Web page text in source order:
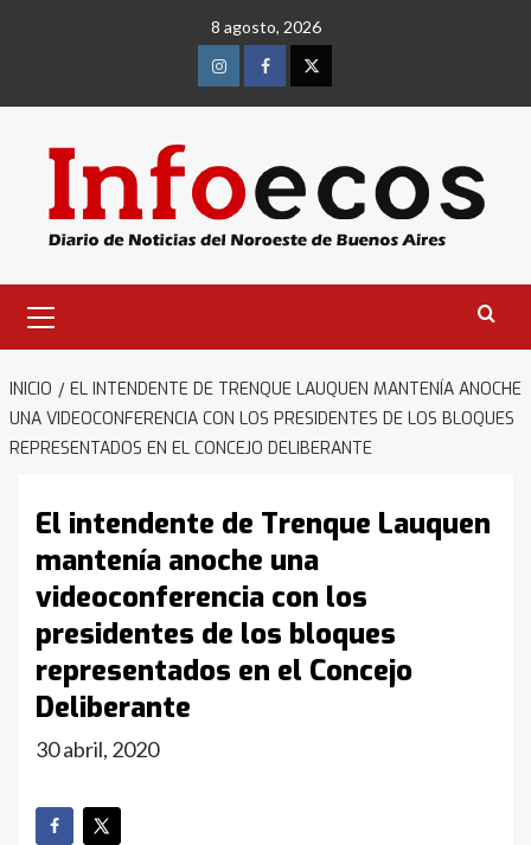
8 agosto, 2026
InstagramFacebookTwitter
primario
INICIO
EL INTENDENTE DE TRENQUE LAUQUEN MANTENÍA ANOCHE
UNA VIDEOCONFERENCIA CON LOS PRESIDENTES DE LOS BLOQUES
REPRESENTADOS EN EL CONCEJO DELIBERANTE
El intendente de Trenque Lauquen
mantenía anoche una
videoconferencia con los
presidentes de los bloques
representados en el Concejo
Deliberante
30 abril, 2020